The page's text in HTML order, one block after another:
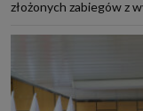
złożonych zabiegów z